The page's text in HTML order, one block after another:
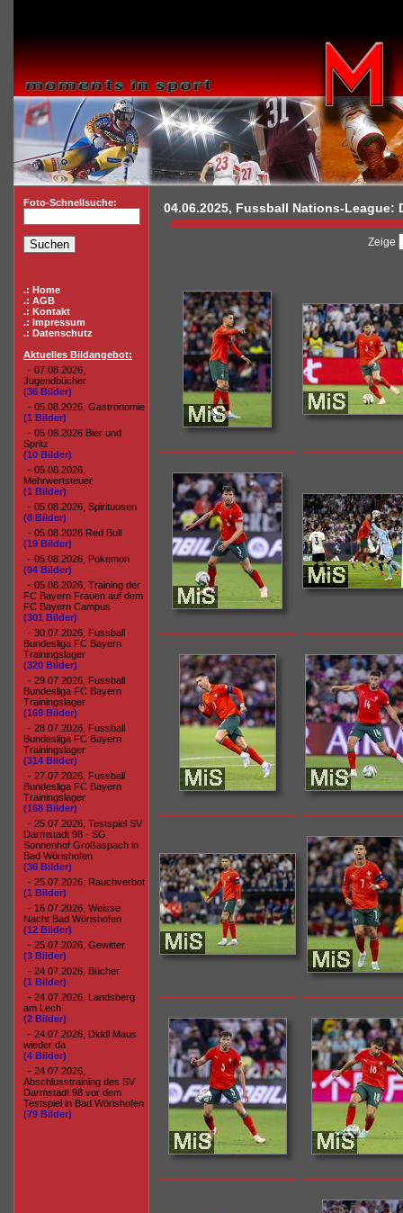
Foto-Schnellsuche:
.: Home
.: AGB
.: Kontakt
.: Impressum
.: Datenschutz
Aktuelles Bildangebot:
- 07.08.2026,
Jugendbücher
(36 Bilder)
- 05.08.2026, Gastronomie
(1 Bilder)
- 05.08.2026 Bier und
Spritz
(10 Bilder)
- 05.08.2026,
Mehrwertsteuer
(1 Bilder)
- 05.08.2026, Spirituosen
(8 Bilder)
- 05.08.2026 Red Bull
(19 Bilder)
- 05.08.2026, Pokemon
(94 Bilder)
- 05.08.2026, Training der
FC Bayern Frauen auf dem
FC Bayern Campus
(301 Bilder)
- 30.07.2026, Fussball
Bundesliga FC Bayern
Trainingslager
(320 Bilder)
- 29.07.2026, Fussball
Bundesliga FC Bayern
Trainingslager
(169 Bilder)
- 28.07.2026, Fussball
Bundesliga FC Bayern
Trainingslager
(314 Bilder)
- 27.07.2026, Fussball
Bundesliga FC Bayern
Trainingslager
(168 Bilder)
- 25.07.2026, Testspiel SV
Darmstadt 98 - SG
Sonnenhof Großaspach in
Bad Wörishofen
(36 Bilder)
- 25.07.2026, Rauchverbot
(1 Bilder)
- 16.07.2026, Weisse
Nacht Bad Wörishofen
(12 Bilder)
- 25.07.2026, Gewitter
(3 Bilder)
- 24.07.2026, Bücher
(1 Bilder)
- 24.07.2026, Landsberg
am Lech
(2 Bilder)
- 24.07.2026, Diddl Maus
wieder da
(4 Bilder)
- 24.07.2026,
Abschlusstraining des SV
Darmstadt 98 vor dem
Testspiel in Bad Wörishofen
(79 Bilder)
04.06.2025, Fussball Nations-League:
Zeige